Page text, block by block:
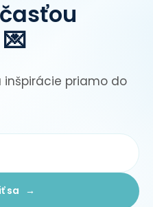
inšpirácie priamo do
sa →